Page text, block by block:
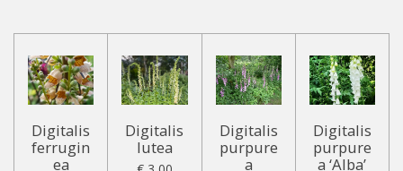
Digitalis
ferrugin
ea
Digitalis
lutea
Digitalis
purpure
a
Digitalis
purpure
a ‘Alba’